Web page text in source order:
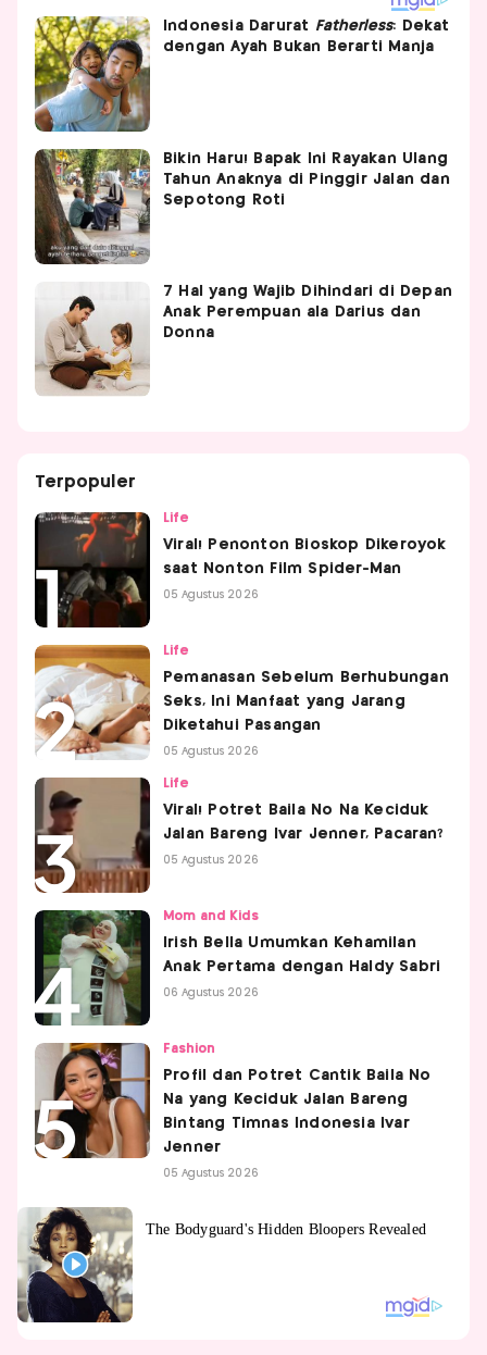
Indonesia Darurat Fatherless: Dekat
dengan Ayah Bukan Berarti Manja
Bikin Haru! Bapak Ini Rayakan Ulang
Tahun Anaknya di Pinggir Jalan dan
Sepotong Roti
7 Hal yang Wajib Dihindari di Depan
Anak Perempuan ala Darius dan
Donna
Terpopuler
Life
Viral! Penonton Bioskop Dikeroyok
saat Nonton Film Spider-Man
05 Agustus 2026
Life
Pemanasan Sebelum Berhubungan
Seks, Ini Manfaat yang Jarang
Diketahui Pasangan
05 Agustus 2026
Life
Viral! Potret Baila No Na Keciduk
Jalan Bareng Ivar Jenner, Pacaran?
05 Agustus 2026
Mom and Kids
Irish Bella Umumkan Kehamilan
Anak Pertama dengan Haldy Sabri
06 Agustus 2026
Fashion
Profil dan Potret Cantik Baila No
Na yang Keciduk Jalan Bareng
Bintang Timnas Indonesia Ivar
Jenner
05 Agustus 2026